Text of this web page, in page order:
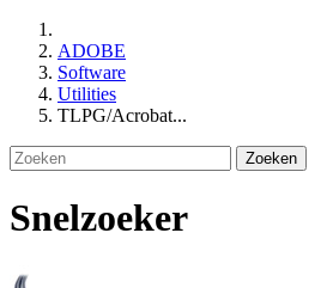
ADOBE
Software
Utilities
TLPG/Acrobat...
Zoeken
Snelzoeker